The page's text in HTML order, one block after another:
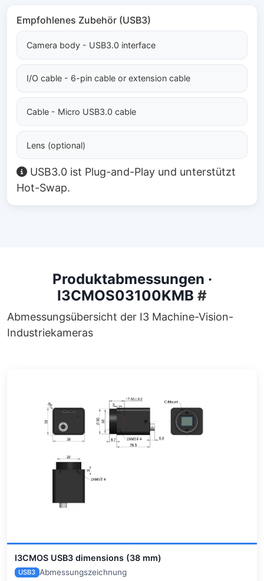
Empfohlenes Zubehör (USB3)
Camera body - USB3.0 interface
I/O cable - 6-pin cable or extension cable
Cable - Micro USB3.0 cable
Lens (optional)
USB3.0 ist Plug-and-Play und unterstützt
Hot-Swap.
Produktabmessungen ·
I3CMOS03100KMB #
Abmessungsübersicht der I3 Machine-Vision-
Industriekameras
I3CMOS USB3 dimensions (38 mm)
USB3 Abmessungszeichnung